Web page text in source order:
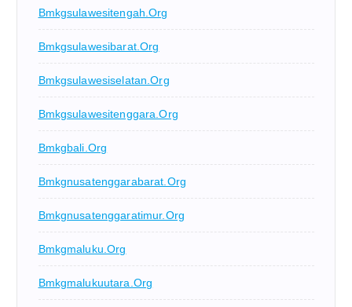
Bmkgsulawesitengah.org
Bmkgsulawesibarat.org
Bmkgsulawesiselatan.org
Bmkgsulawesitenggara.org
Bmkgbali.org
Bmkgnusatenggarabarat.org
Bmkgnusatenggaratimur.org
Bmkgmaluku.org
Bmkgmalukuutara.org